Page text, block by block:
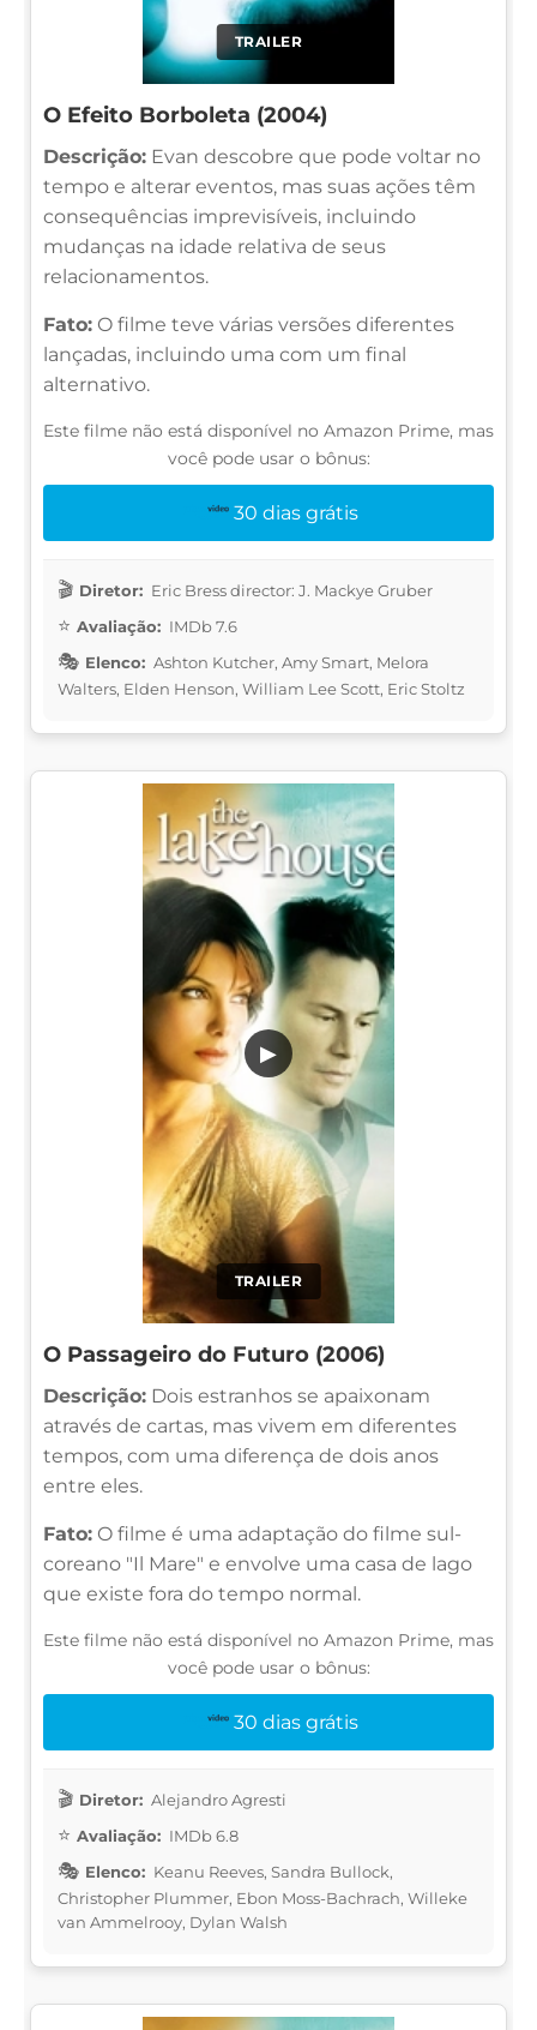
TRAILER
O Efeito Borboleta (2004)
Descrição: Evan descobre que pode voltar no
tempo e alterar eventos, mas suas ações têm
consequências imprevisíveis, incluindo
mudanças na idade relativa de seus
relacionamentos.
Fato: O filme teve várias versões diferentes
lançadas, incluindo uma com um final
alternativo.
Este filme não está disponível no Amazon Prime, mas
você pode usar o bônus:
30 dias grátis
Diretor: Eric Bress director: J. Mackye Gruber
Avaliação: IMDb 7.6
Elenco: Ashton Kutcher, Amy Smart, Melora
Walters, Elden Henson, William Lee Scott, Eric Stoltz
TRAILER
▶
O Passageiro do Futuro (2006)
Descrição: Dois estranhos se apaixonam
através de cartas, mas vivem em diferentes
tempos, com uma diferença de dois anos
entre eles.
Fato: O filme é uma adaptação do filme sul-
coreano "Il Mare" e envolve uma casa de lago
que existe fora do tempo normal.
Este filme não está disponível no Amazon Prime, mas
você pode usar o bônus:
30 dias grátis
Diretor: Alejandro Agresti
Avaliação: IMDb 6.8
Elenco: Keanu Reeves, Sandra Bullock,
Christopher Plummer, Ebon Moss-Bachrach, Willeke
van Ammelrooy, Dylan Walsh